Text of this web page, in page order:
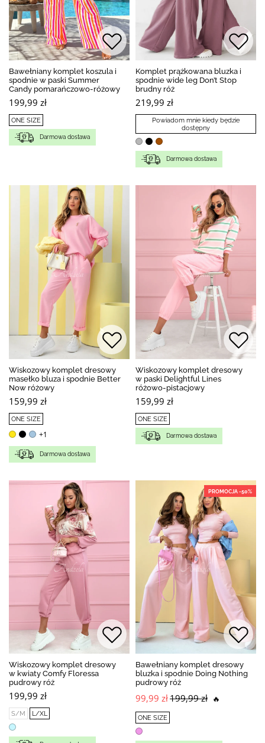
Bawełniany komplet koszula i
spodnie w paski Summer
Candy pomarańczowo-różowy
199,99 zł
ONE SIZE
Darmowa dostawa
Komplet prążkowana bluzka i
spodnie wide leg Don’t Stop
brudny róż
219,99 zł
Powiadom mnie kiedy będzie
dostępny
Darmowa dostawa
Wiskozowy komplet dresowy
masełko bluza i spodnie Better
Now różowy
159,99 zł
ONE SIZE
+1
Darmowa dostawa
Wiskozowy komplet dresowy
w paski Delightful Lines
różowo-pistacjowy
159,99 zł
ONE SIZE
Darmowa dostawa
Wiskozowy komplet dresowy
w kwiaty Comfy Floressa
pudrowy róż
199,99 zł
S/M L/XL
PROMOCJA -50%
Bawełniany komplet dresowy
bluzka i spodnie Doing Nothing
pudrowy róż
99,99 zł199,99 zł 🔥
ONE SIZE